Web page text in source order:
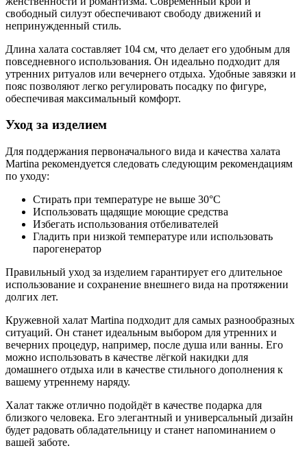
свободный силуэт обеспечивают свободу движений и
непринужденный стиль.
Длина халата составляет 104 см, что делает его удобным для
повседневного использования. Он идеально подходит для
утренних ритуалов или вечернего отдыха. Удобные завязки и
пояс позволяют легко регулировать посадку по фигуре,
обеспечивая максимальный комфорт.
Уход за изделием
Для поддержания первоначального вида и качества халата
Martina рекомендуется следовать следующим рекомендациям
по уходу:
Стирать при температуре не выше 30°С
Использовать щадящие моющие средства
Избегать использования отбеливателей
Гладить при низкой температуре или использовать
парогенератор
Правильный уход за изделием гарантирует его длительное
использование и сохранение внешнего вида на протяжении
долгих лет.
Кружевной халат Martina подходит для самых разнообразных
ситуаций. Он станет идеальным выбором для утренних и
вечерних процедур, например, после душа или ванны. Его
можно использовать в качестве лёгкой накидки для
домашнего отдыха или в качестве стильного дополнения к
вашему утреннему наряду.
Халат также отлично подойдёт в качестве подарка для
близкого человека. Его элегантный и универсальный дизайн
будет радовать обладательницу и станет напоминанием о
вашей заботе.